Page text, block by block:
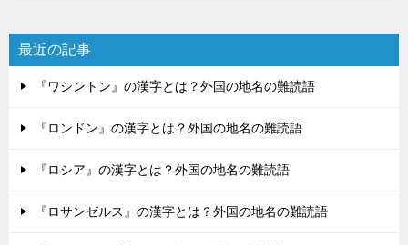
最近の記事
『ワシントン』の漢字とは？外国の地名の難読語
『ロンドン』の漢字とは？外国の地名の難読語
『ロシア』の漢字とは？外国の地名の難読語
『ロサンゼルス』の漢字とは？外国の地名の難読語